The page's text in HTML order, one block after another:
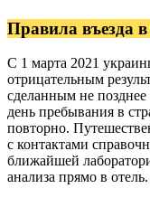
Так, будь ласка,
пропозиції *
Підписуючись на
Правила въезда
С 1 марта 2021
отрицательным
сделанным не позднее
день пребывания в
повторно.
с контактами
ближайшей
анализа прямо в отель.